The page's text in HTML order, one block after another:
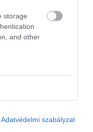
storage
and other
Adatvédelmi szabályzat